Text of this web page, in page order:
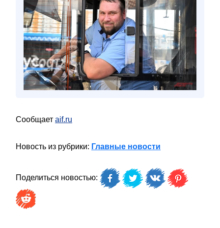
Сообщает aif.ru
Новость из рубрики: Главные новости
Поделиться новостью: